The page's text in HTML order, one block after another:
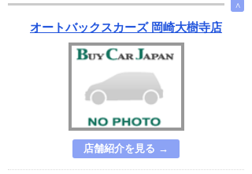
∧
オートバックスカーズ 岡崎大樹寺店
店舗紹介を見る →